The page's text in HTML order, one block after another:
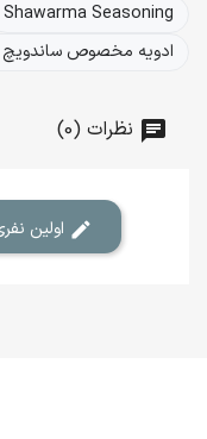
Shawarma Seasoning
ادویه مخصوص ساندویچ
نظرات (0)